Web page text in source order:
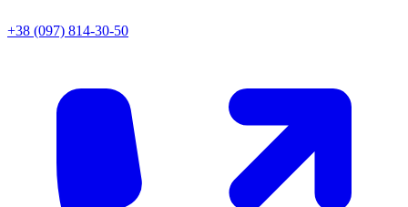
+38 (097) 814-30-50